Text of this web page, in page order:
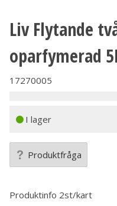
Liv Flytande
oparfymerad
17270005
I lager
Produktfråga
Produktinfo 2st/kart